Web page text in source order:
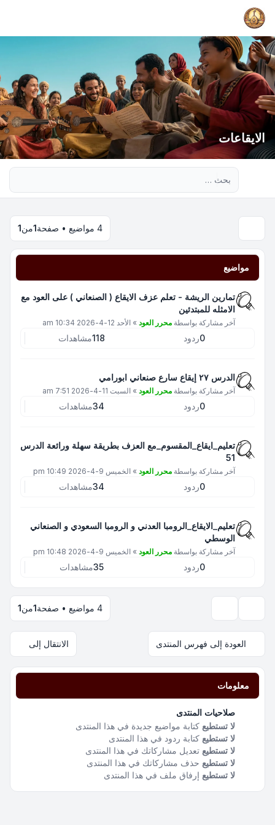
الايقاعات
4 مواضيع • صفحة 1من1
مواضيع
تمارين الريشة - تعلم عزف الايقاع ( الصنعاني ) على العود مع
الامثله للمبتدئين
آخر مشاركة بواسطة محرر العود » الأحد 12-4-2026 10:34 am
0ردود 118مشاهدات
الدرس ٢٧ إيقاع سارع صنعاني ابورامي
آخر مشاركة بواسطة محرر العود » السبت 11-4-2026 7:51 am
0ردود 34مشاهدات
تعليم_ايقاع_المقسوم_مع العزف بطريقة سهلة ورائعة الدرس
51
آخر مشاركة بواسطة محرر العود » الخميس 9-4-2026 10:49 pm
0ردود 34مشاهدات
تعليم_الايقاع_الرومبا العدني و الرومبا السعودي و الصنعاني
الوسطي
آخر مشاركة بواسطة محرر العود » الخميس 9-4-2026 10:48 pm
0ردود 35مشاهدات
4 مواضيع • صفحة 1من1
العودة إلى فهرس المنتدى الانتقال إلى
معلومات
صلاحيات المنتدى
لا تستطيع كتابة مواضيع جديدة في هذا المنتدى
لا تستطيع كتابة ردود في هذا المنتدى
لا تستطيع تعديل مشاركاتك في هذا المنتدى
لا تستطيع حذف مشاركاتك في هذا المنتدى
لا تستطيع إرفاق ملف في هذا المنتدى